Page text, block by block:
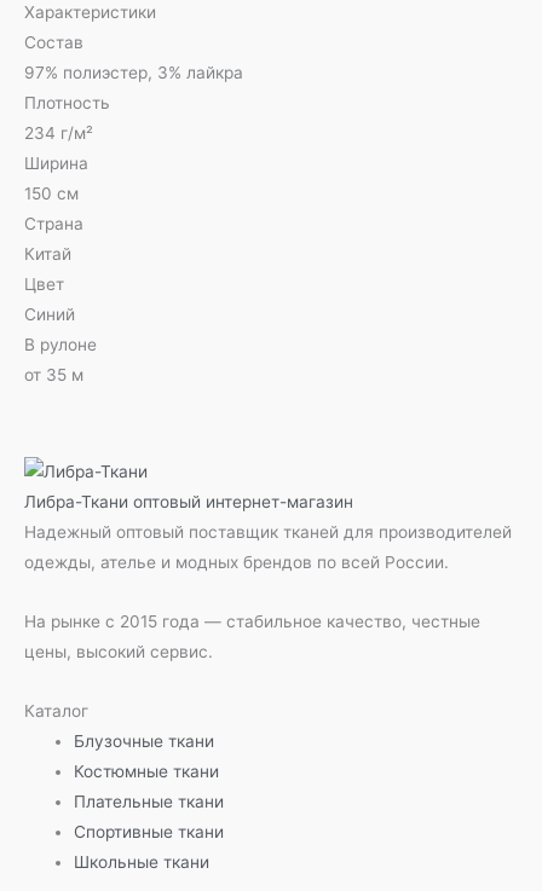
Характеристики
Состав
97% полиэстер, 3% лайкра
Плотность
234 г/м²
Ширина
150 см
Страна
Китай
Цвет
Синий
В рулоне
от 35 м
Либра-Ткани оптовый интернет-магазин
Надежный оптовый поставщик тканей для производителей
одежды, ателье и модных брендов по всей России.
На рынке с 2015 года — стабильное качество, честные
цены, высокий сервис.
Каталог
Блузочные ткани
Костюмные ткани
Плательные ткани
Спортивные ткани
Школьные ткани